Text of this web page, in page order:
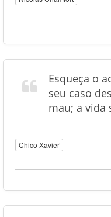
Esqueça o
seu caso
mau; a vida
Chico Xavier